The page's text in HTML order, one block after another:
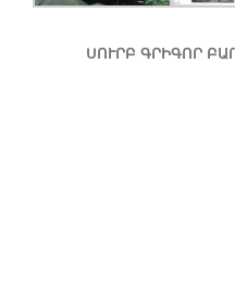
ՍՈՒՐԲ ԳՐԻԳՈՐ